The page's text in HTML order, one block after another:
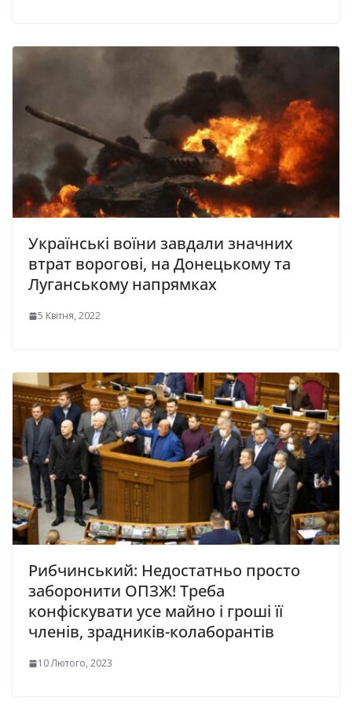
Українські воїни завдали значних
втрат ворогові, на Донецькому та
Луганському напрямках
5 Квітня, 2022
Рибчинський: Недостатньо просто
заборонити ОПЗЖ! Треба
конфіскувати усе майно і гроші її
членів, зрадників-колаборантів
10 Лютого, 2023